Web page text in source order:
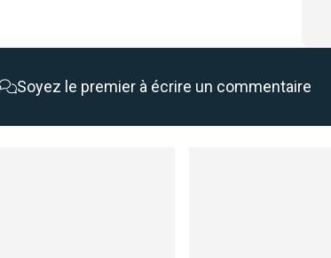
Soyez le premier à écrire un commentaire